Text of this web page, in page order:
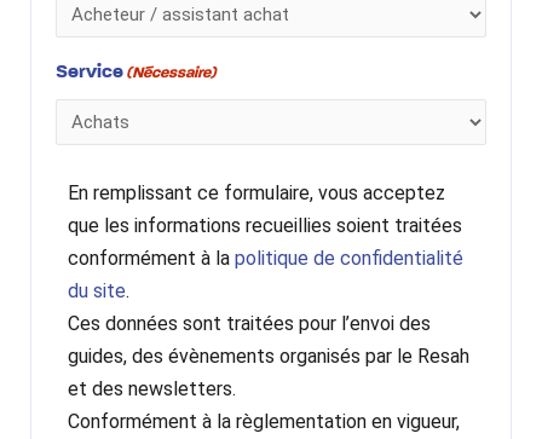
Service (Nécessaire)
En remplissant ce formulaire, vous acceptez
que les informations recueillies soient traitées
conformément à la politique de confidentialité
du site.
Ces données sont traitées pour l’envoi des
guides, des évènements organisés par le Resah
et des newsletters.
Conformément à la règlementation en vigueur,